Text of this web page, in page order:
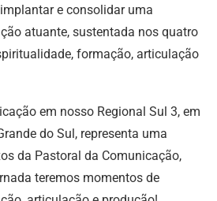
e consolidar uma
atuante, sustentada nos quatro
formação, articulação
em nosso Regional Sul 3, em
do Sul, representa uma
da Pastoral da Comunicação,
teremos momentos de